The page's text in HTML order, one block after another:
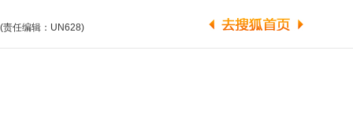
(责任编辑：UN628)